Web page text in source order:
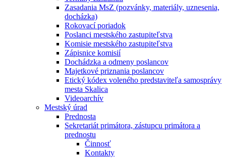
Zasadania MsZ (pozvánky, materiály, uznesenia,
docházka)
Rokovací poriadok
Poslanci mestského zastupiteľstva
Komisie mestského zastupiteľstva
Zápisnice komisií
Dochádzka a odmeny poslancov
Majetkové priznania poslancov
Etický kódex voleného predstaviteľa samosprávy
mesta Skalica
Videoarchív
Mestský úrad
Prednosta
Sekretariát primátora, zástupcu primátora a
prednostu
Činnosť
Kontakty